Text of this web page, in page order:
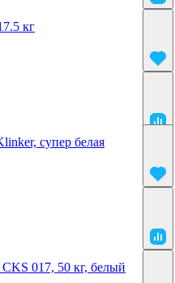
кг
супер белая
017, 50 кг, белый